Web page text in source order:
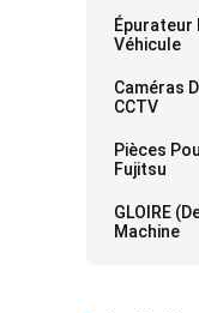
Épurateur
Véhicule
Caméras
CCTV
Pièces
Fujitsu
GLOIRE
Machine